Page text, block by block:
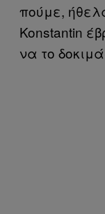
πούμε,
Konstantin
να το